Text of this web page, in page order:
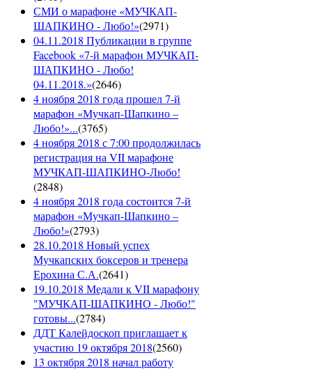
СМИ о марафоне «МУЧКАП-
ШАПКИНО - Любо!»(2971)
04.11.2018 Публикации в группе
Facebook «7-й марафон МУЧКАП-
ШАПКИНО - Любо!
04.11.2018.»(2646)
4 ноября 2018 года прошел 7-й
марафон «Мучкап-Шапкино –
Любо!»...(3765)
4 ноября 2018 с 7:00 продолжилась
регистрация на VII марафоне
МУЧКАП-ШАПКИНО-Любо!
(2848)
4 ноября 2018 года состоится 7-й
марафон «Мучкап-Шапкино –
Любо!»(2793)
28.10.2018 Новый успех
Мучкапских боксеров и тренера
Ерохина С.А.(2641)
19.10.2018 Медали к VII марафону
"МУЧКАП-ШАПКИНО - Любо!"
готовы...(2784)
ДДТ Калейдоскоп приглашает к
участию 19 октября 2018(2560)
13 октября 2018 начал работу